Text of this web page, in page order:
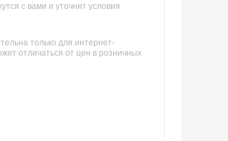
с вами и уточнят условия
только для интернет-
отличаться от цен в розничных